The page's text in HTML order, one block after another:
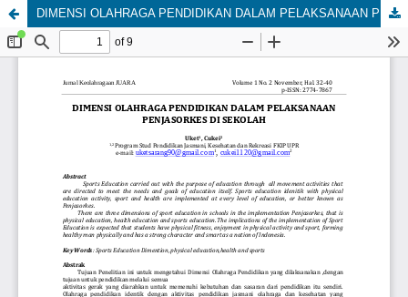
DIMENSI OLAHRAGA PENDIDIKAN DALAM PELAKSANAAN PENJASORKES DI SEKOLAH